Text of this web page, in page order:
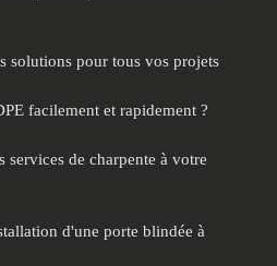
solutions pour tous vos projets
facilement et rapidement ?
services de charpente à votre
d'une porte blindée à